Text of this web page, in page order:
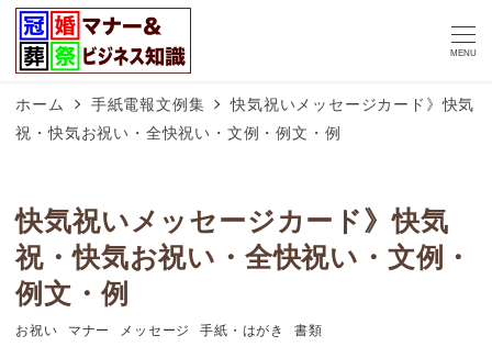
MENU
ホーム 手紙電報文例集
快気祝いメッセージカード》快気
祝・快気お祝い・全快祝い・文例・例文・例
快気祝いメッセージカード》快気
祝・快気お祝い・全快祝い・文例・
例文・例
タグ
お祝い
タグ
マナー
タグ
メッセージ
タグ
手紙・はがき
タグ
書類